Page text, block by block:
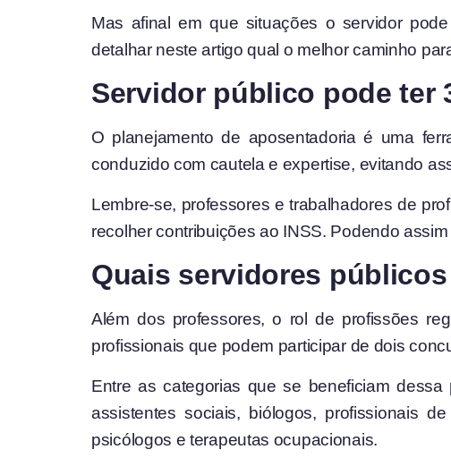
Mas afinal em que situações o servidor
detalhar neste artigo qual o melhor caminho
Servidor público pode ter
O planejamento de aposentadoria é uma
conduzido com cautela e expertise, evitando
Lembre-se, professores e trabalhadores de
recolher contribuições ao INSS. Podendo
Quais servidores
Além dos professores, o rol de profissões
profissionais que podem participar de dois
Entre as categorias que se beneficiam dessa
assistentes sociais, biólogos, profissionais
psicólogos e terapeutas ocupacionais.